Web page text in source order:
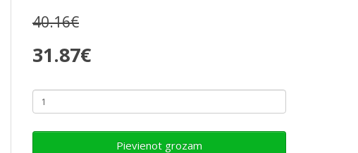
40.16€
31.87€
Pievienot grozam